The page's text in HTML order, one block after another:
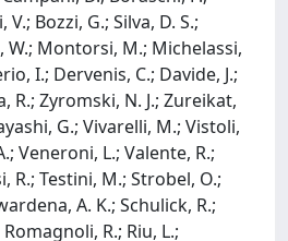
Bozzi, G.; Silva, D. S.;
W.; Montorsi, M.; Michelassi,
I.; Dervenis, C.; Davide, J.;
R.; Zyromski, N. J.; Zureikat,
G.; Vivarelli, M.; Vistoli,
Veneroni, L.; Valente, R.;
R.; Testini, M.; Strobel, O.;
A. K.; Schulick, R.;
R.; Riu, L.;